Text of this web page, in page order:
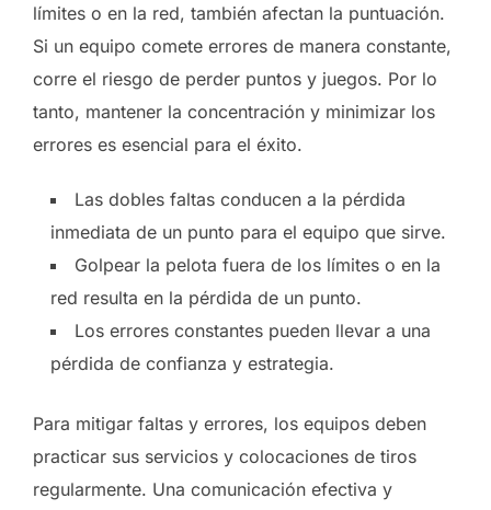
límites o en la red, también afectan la puntuación.
Si un equipo comete errores de manera constante,
corre el riesgo de perder puntos y juegos. Por lo
tanto, mantener la concentración y minimizar los
errores es esencial para el éxito.
Las dobles faltas conducen a la pérdida
inmediata de un punto para el equipo que sirve.
Golpear la pelota fuera de los límites o en la
red resulta en la pérdida de un punto.
Los errores constantes pueden llevar a una
pérdida de confianza y estrategia.
Para mitigar faltas y errores, los equipos deben
practicar sus servicios y colocaciones de tiros
regularmente. Una comunicación efectiva y